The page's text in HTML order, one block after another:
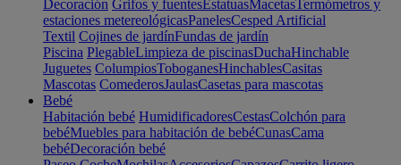
Decoración Grifos y fuentesEstatuasMacetasTermómetros y
estaciones metereológicasPanelesCesped Artificial
Textil Cojines de jardínFundas de jardín
Piscina PlegableLimpieza de piscinasDuchaHinchable
Juguetes ColumpiosToboganesHinchablesCasitas
Mascotas ComederosJaulasCasetas para mascotas
Bebé
Habitación bebé HumidificadoresCestasColchón para
bebéMuebles para habitación de bebéCunasCama
bebéDecoración bebé